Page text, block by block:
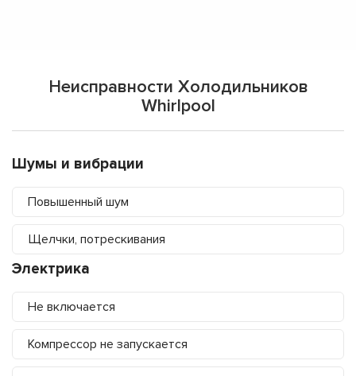
Неисправности Холодильников
Whirlpool
Шумы и вибрации
Повышенный шум
Щелчки, потрескивания
Электрика
Не включается
Компрессор не запускается